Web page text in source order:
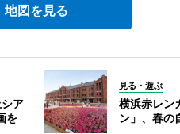
地図を見る
ア
を
見る・遊ぶ
横浜赤レン
ン」、春の